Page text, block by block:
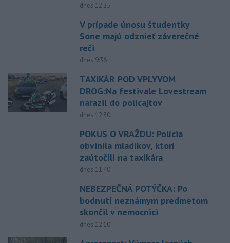
dnes 12:25
V prípade únosu študentky
Sone majú odznieť záverečné
reči
dnes 9:36
TAXIKÁR POD VPLYVOM
DROG:Na festivale Lovestream
narazil do policajtov
dnes 12:30
POKUS O VRAŽDU: Polícia
obvinila mladíkov, ktorí
zaútočili na taxikára
dnes 11:40
NEBEZPEČNÁ POTÝČKA: Po
bodnutí neznámym predmetom
skončil v nemocnici
dnes 12:10